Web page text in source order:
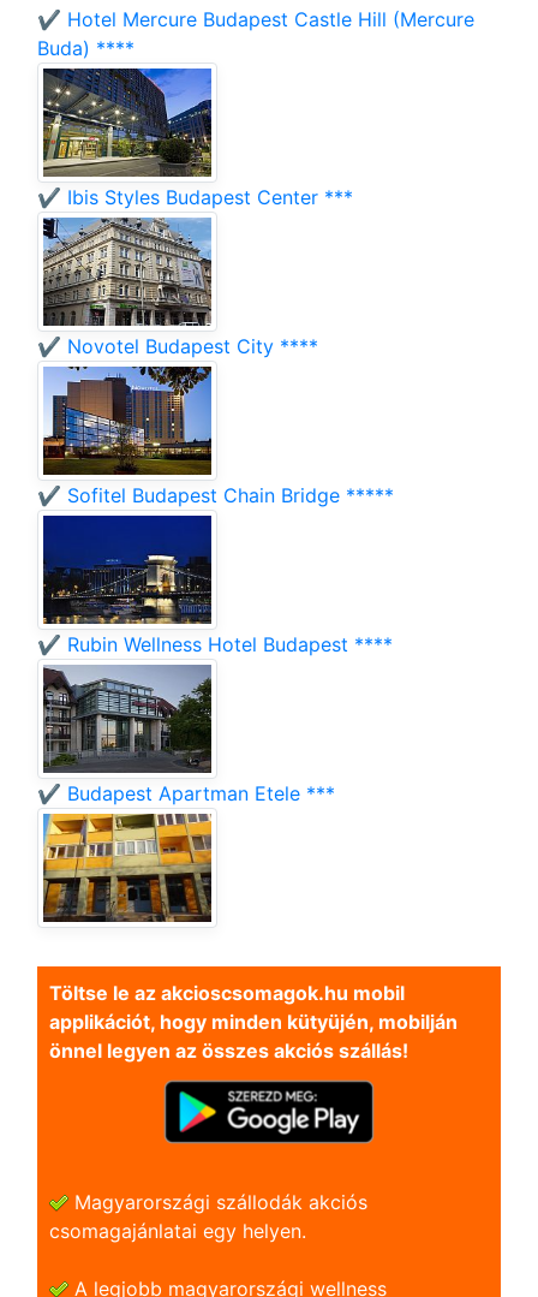
✔️ Hotel Mercure Budapest Castle Hill (Mercure
Buda) ****
✔️ Ibis Styles Budapest Center ***
✔️ Novotel Budapest City ****
✔️ Sofitel Budapest Chain Bridge *****
✔️ Rubin Wellness Hotel Budapest ****
✔️ Budapest Apartman Etele ***
Töltse le az akcioscsomagok.hu mobil
applikációt, hogy minden kütyüjén, mobilján
önnel legyen az összes akciós szállás!
Magyarországi szállodák akciós
csomagajánlatai egy helyen.
A legjobb magyarországi wellness